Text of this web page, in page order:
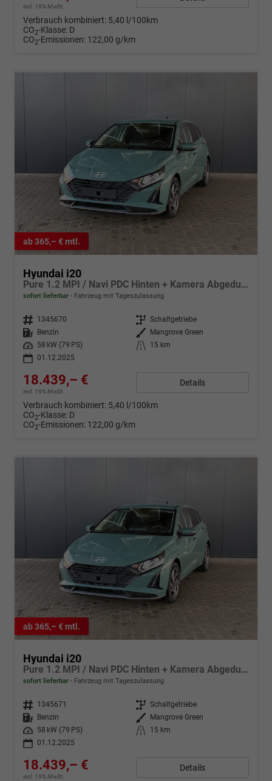
incl. 19% MwSt.
Verbrauch kombiniert: 5,40 l/100km
CO2-Klasse: D
CO2-Emissionen: 122,00 g/km
ab 365,– € mtl.
Hyundai i20
Pure 1.2 MPI / Navi PDC Hinten + Kamera Abgedunkelte Scheiben Tempomat Alu 16"
sofort lieferbar Fahrzeug mit Tageszulassung
Fahrzeugnr. 1345670 Getriebe Schaltgetriebe
Kraftstoff
Benzin Außenfarbe
Mangrove Green
Leistung
58 kW (79 PS) Kilometerstand
15 km
01.12.2025
18.439,– €
incl. 19% MwSt.
Details
Verbrauch kombiniert: 5,40 l/100km
CO2-Klasse: D
CO2-Emissionen: 122,00 g/km
ab 365,– € mtl.
Hyundai i20
Pure 1.2 MPI / Navi PDC Hinten + Kamera Abgedunkelte Scheiben Tempomat Alu 16"
sofort lieferbar Fahrzeug mit Tageszulassung
Fahrzeugnr. 1345671 Getriebe Schaltgetriebe
Kraftstoff
Benzin Außenfarbe
Mangrove Green
Leistung
58 kW (79 PS) Kilometerstand
15 km
01.12.2025
18.439,– €
incl. 19% MwSt.
Details